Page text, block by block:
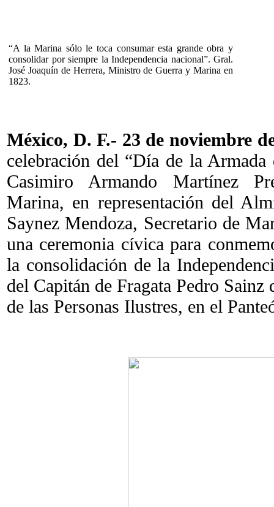
“A la Marina sólo le toca consumar esta grande obra y
consolidar por siempre la Independencia nacional”. Gral.
José Joaquín de Herrera, Ministro de Guerra y Marina en
1823.
México, D. F.- 23 de noviembre
celebración del “Día de la
Casimiro Armando Martínez
Marina, en representación del
Saynez Mendoza, Secretario de
una ceremonia cívica para
la consolidación de la
del Capitán de Fragata Pedro Sainz
de las Personas Ilustres, en el